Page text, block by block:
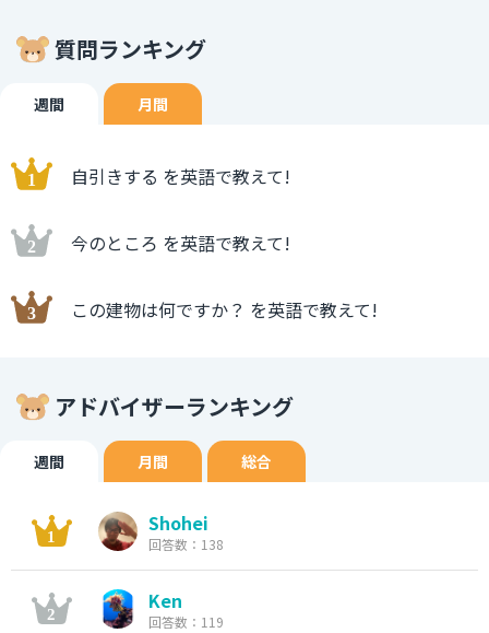
質問ランキング
週間 月間
自引きする を英語で教えて!
今のところ を英語で教えて!
この建物は何ですか？ を英語で教えて!
アドバイザーランキング
週間 月間 総合
Shohei
回答数：138
Ken
回答数：119